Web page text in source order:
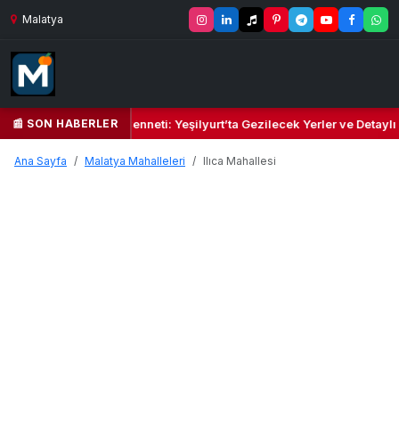
Malatya
📰 SON HABERLER
Yeşil Kalbi ve Kültür Cenneti: Yeşilyurt’ta Gezilecek Yerler ve Detaylı
Ana Sayfa Malatya Mahalleleri Ilıca Mahallesi